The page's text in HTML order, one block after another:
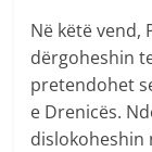
Në këtë
dërgoheshin
pretendohet
e Drenicës.
dislokoheshin